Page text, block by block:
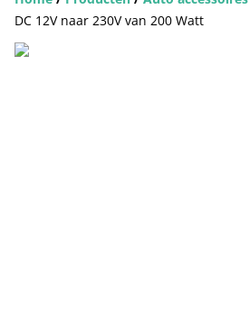
DC 12V naar 230V van 200 Watt